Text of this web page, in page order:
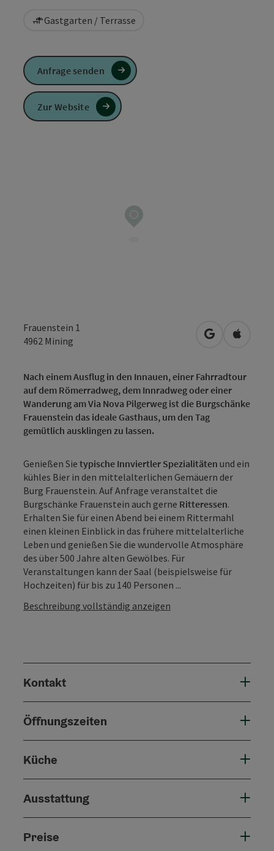
Gastgarten / Terrasse
Frauenstein 1
4962 Mining in Google
in
Nach einem Ausflug in den Innauen, einer Fahrradtour
auf dem Römerradweg, dem Innradweg oder einer
Wanderung am Via Nova Pilgerweg ist die Burgschänke
Frauenstein das ideale Gasthaus, um den Tag
gemütlich ausklingen zu lassen.
Genießen Sie typische Innviertler Spezialitäten und ein
kühles Bier in den mittelalterlichen Gemäuern der
Burg Frauenstein. Auf Anfrage veranstaltet die
Burgschänke Frauenstein auch gerne Ritteressen.
Erhalten Sie für einen Abend bei einem Rittermahl
einen kleinen Einblick in das frühere mittelalterliche
Leben und genießen Sie die wundervolle Atmosphäre
des über 500 Jahre alten Gewölbes. Für
Veranstaltungen kann der Saal (beispielsweise für
Hochzeiten) für bis zu 140 Personen ...
Beschreibung vollständig anzeigen
Kontakt
Öffnungszeiten
Küche
Ausstattung
Preise
Anfrage senden
Zur Website